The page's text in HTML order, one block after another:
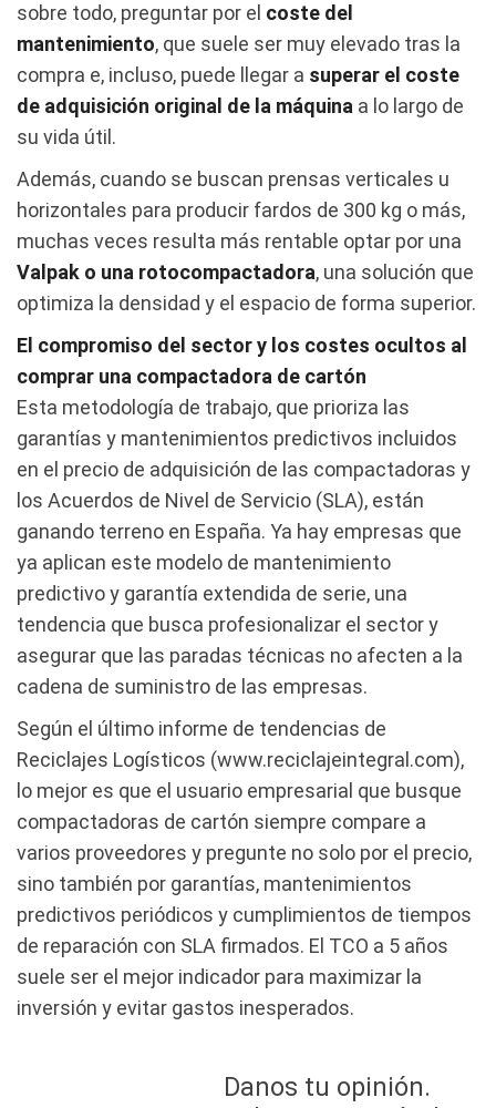
sobre todo, preguntar por el coste del
mantenimiento, que suele ser muy elevado tras la
compra e, incluso, puede llegar a superar el coste
de adquisición original de la máquina a lo largo de
su vida útil.
Además, cuando se buscan prensas verticales u
horizontales para producir fardos de 300 kg o más,
muchas veces resulta más rentable optar por una
Valpak o una rotocompactadora, una solución que
optimiza la densidad y el espacio de forma superior.
El compromiso del sector y los costes ocultos al
comprar una compactadora de cartón
Esta metodología de trabajo, que prioriza las
garantías y mantenimientos predictivos incluidos
en el precio de adquisición de las compactadoras y
los Acuerdos de Nivel de Servicio (SLA), están
ganando terreno en España. Ya hay empresas que
ya aplican este modelo de mantenimiento
predictivo y garantía extendida de serie, una
tendencia que busca profesionalizar el sector y
asegurar que las paradas técnicas no afecten a la
cadena de suministro de las empresas.
Según el último informe de tendencias de
Reciclajes Logísticos (www.reciclajeintegral.com),
lo mejor es que el usuario empresarial que busque
compactadoras de cartón siempre compare a
varios proveedores y pregunte no solo por el precio,
sino también por garantías, mantenimientos
predictivos periódicos y cumplimientos de tiempos
de reparación con SLA firmados. El TCO a 5 años
suele ser el mejor indicador para maximizar la
inversión y evitar gastos inesperados.
Danos tu opinión.